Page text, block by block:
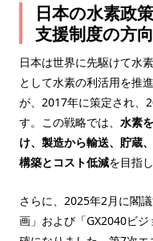
日本の水素政
支援制度の方
日本は世界に先駆けて水
として水素の利活用を推
が、2017年に策定され、
す。この戦略では、 水素
け、製造から輸送、貯蔵
構築とコスト低減を目指
さらに、2025年2月に閣
画」および「GX2040ビ